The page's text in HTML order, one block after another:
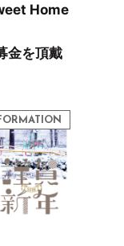
Home
金を頂戴